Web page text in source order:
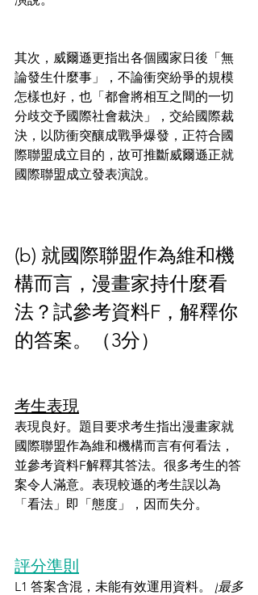
其次，威爾遜更指出各個國家日後「無
論發生什麼事」，不論衝突紛爭的規模
怎樣也好，也「都會將相互之間的一切
分歧交予國際社會裁決」，交給國際裁
決，以防衝突釀成戰爭爆發，正符合國
際聯盟成立目的，故可推斷威爾遜正就
國際聯盟成立發表演說。
(b) 就國際聯盟作為維和機
構而言，漫畫家持什麼看
法？試參考資料F，解釋你
的答案。（3分）
考生表現
表現良好。題目要求考生指出漫畫家就
國際聯盟作為維和機構而言有何看法，
並參考資料F解釋其答法。很多考生的答
案令人滿意。表現較遜的考生誤以為
「看法」即「態度」，因而失分。
評分準則
L1 答案含混，未能有效運用資料。 [最多